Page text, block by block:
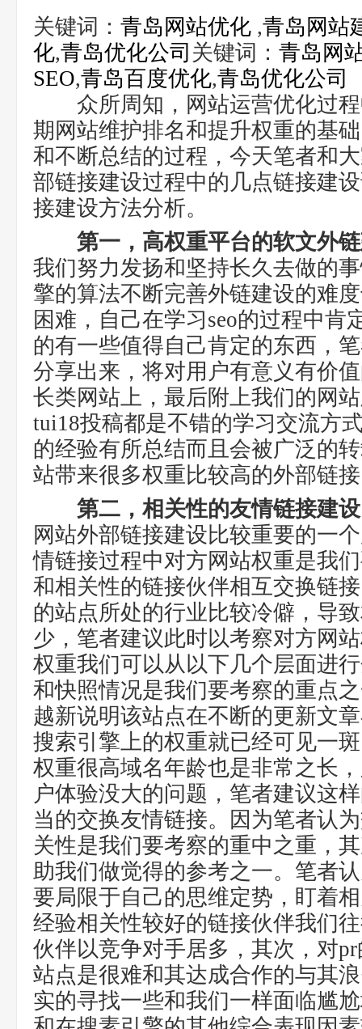
关键词： 青岛网站优化 ,青岛网站
化,青岛优化公司 关键词： 青岛网
SEO,青岛百度优化,青岛优化公司
众所周知，网站运营优化过程
期网站维护排名和提升权重的基
和不断总结的过程，今天笔者和
部链接建设过程中的几点链接建
接建设方法分析。
第一，高权重平台的软文外
我们努力发扬和坚持长久去做的
擎的算法不断完善外链建设的难
困难，自己在学习seo的过程中肯
的有一些值得自己肯定的东西，
分享出来，将对用户有意义有价
长类网站上，最后附上我们的网
tui18投稿都是不错的学习交流方
的经验有所总结而且会被广泛的
站带来很多权重比较高的外部链
第二，相关性的友情链接建设
网站外部链接建设比较重要的一
情链接过程中对方网站权重是我
和相关性的链接伙伴相互交换链
的站点所处的行业比较冷僻，导
少，笔者建议此时以考察对方网
权重我们可以从以下几个层面进
和快照情况是我们要考察的重点
越新说明该站点在不断的更新文
搜索引擎上的权重就已经可见一
权重很高域名年龄也是非常之长
户体验没大的问题，笔者建议这
当的交换友情链接。因为笔者认
关性是我们要考察的重中之重，
助我们做觉得的参考之一。笔者
要局限于自己的思维定势，盯着
经验相关性较好的链接伙伴我们
伙伴以竞争对手居多，其次，对
站点是很难和其达成合作的与其
实的寻找一些和我们一样面临尴